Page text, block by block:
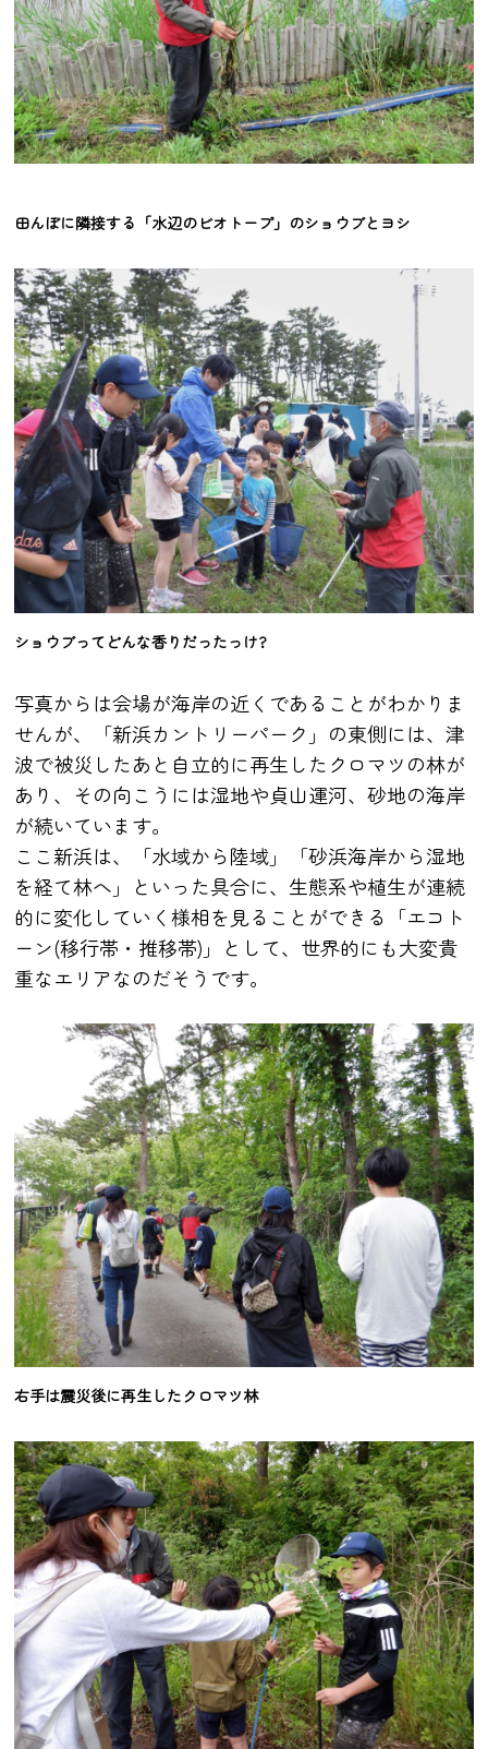
田んぼに隣接する「水辺のビオトープ」のショウブとヨシ
ショウブってどんな香りだったっけ?
写真からは会場が海岸の近くであることがわかりま
せんが、「新浜カントリーパーク」の東側には、津
波で被災したあと自立的に再生したクロマツの林が
あり、その向こうには湿地や貞山運河、砂地の海岸
が続いています。
ここ新浜は、「水域から陸域」「砂浜海岸から湿地
を経て林へ」といった具合に、生態系や植生が連続
的に変化していく様相を見ることができる「エコト
ーン(移行帯・推移帯)」として、世界的にも大変貴
重なエリアなのだそうです。
右手は震災後に再生したクロマツ林